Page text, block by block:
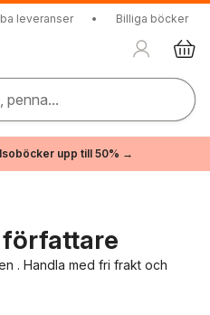
leveranser • Billiga böcker
penna...
upp till 50% →
författare
. Handla med fri frakt och